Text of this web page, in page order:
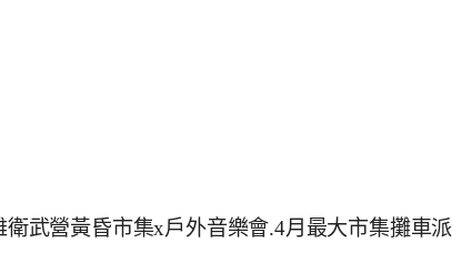
衛武營黃昏市集x戶外音樂會.4月最大市集攤車